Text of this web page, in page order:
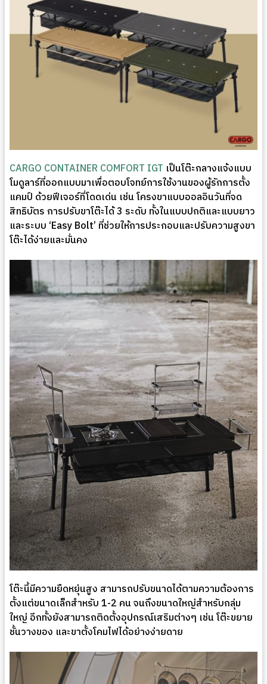
CARGO CONTAINER COMFORT IGT เป็นโต๊ะกลางแจ้งแบบ
โมดูลาร์ที่ออกแบบมาเพื่อตอบโจทย์การใช้งานของผู้รักการตั้ง
แคมป์ ด้วยฟีเจอร์ที่โดดเด่น เช่น โครงขาแบบออลอินวันที่จด
สิทธิบัตร การปรับขาโต๊ะได้ 3 ระดับ ทั้งในแบบปกติและแบบยาว
และระบบ ‘Easy Bolt’ ที่ช่วยให้การประกอบและปรับความสูงขา
โต๊ะได้ง่ายและมั่นคง
โต๊ะนี้มีความยืดหยุ่นสูง สามารถปรับขนาดได้ตามความต้องการ
ตั้งแต่ขนาดเล็กสำหรับ 1-2 คน จนถึงขนาดใหญ่สำหรับกลุ่ม
ใหญ่ อีกทั้งยังสามารถติดตั้งอุปกรณ์เสริมต่างๆ เช่น โต๊ะขยาย
ชั้นวางของ และขาตั้งโคมไฟได้อย่างง่ายดาย